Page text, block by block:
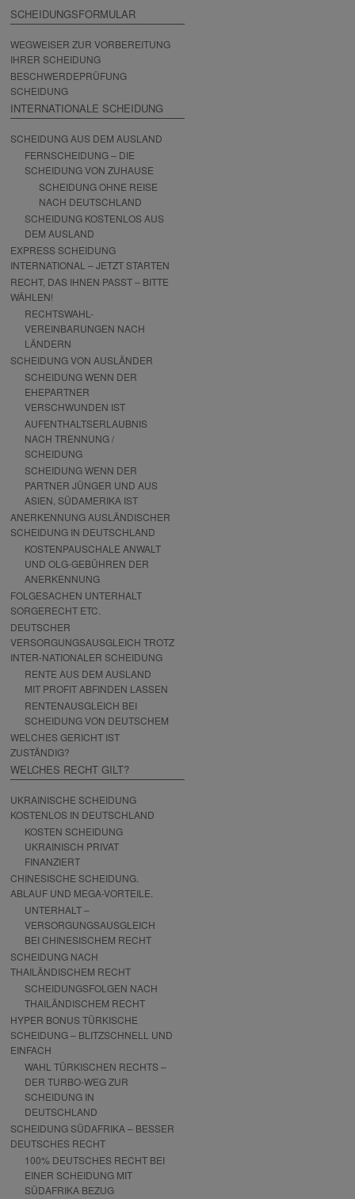
SCHEIDUNGSFORMULAR
WEGWEISER ZUR VORBEREITUNG
IHRER SCHEIDUNG
BESCHWERDEPRÜFUNG
SCHEIDUNG
INTERNATIONALE SCHEIDUNG
SCHEIDUNG AUS DEM AUSLAND
FERNSCHEIDUNG – DIE
SCHEIDUNG VON ZUHAUSE
SCHEIDUNG OHNE REISE
NACH DEUTSCHLAND
SCHEIDUNG KOSTENLOS AUS
DEM AUSLAND
EXPRESS SCHEIDUNG
INTERNATIONAL – JETZT STARTEN
RECHT, DAS IHNEN PASST – BITTE
WÄHLEN!
RECHTSWAHL-
VEREINBARUNGEN NACH
LÄNDERN
SCHEIDUNG VON AUSLÄNDER
SCHEIDUNG WENN DER
EHEPARTNER
VERSCHWUNDEN IST
AUFENTHALTSERLAUBNIS
NACH TRENNUNG /
SCHEIDUNG
SCHEIDUNG WENN DER
PARTNER JÜNGER UND AUS
ASIEN, SÜDAMERIKA IST
ANERKENNUNG AUSLÄNDISCHER
SCHEIDUNG IN DEUTSCHLAND
KOSTENPAUSCHALE ANWALT
UND OLG-GEBÜHREN DER
ANERKENNUNG
FOLGESACHEN UNTERHALT
SORGERECHT ETC.
DEUTSCHER
VERSORGUNGSAUSGLEICH TROTZ
INTER-NATIONALER SCHEIDUNG
RENTE AUS DEM AUSLAND
MIT PROFIT ABFINDEN LASSEN
RENTENAUSGLEICH BEI
SCHEIDUNG VON DEUTSCHEM
WELCHES GERICHT IST
ZUSTÄNDIG?
WELCHES RECHT GILT?
UKRAINISCHE SCHEIDUNG
KOSTENLOS IN DEUTSCHLAND
KOSTEN SCHEIDUNG
UKRAINISCH PRIVAT
FINANZIERT
CHINESISCHE SCHEIDUNG.
ABLAUF UND MEGA-VORTEILE.
UNTERHALT –
VERSORGUNGSAUSGLEICH
BEI CHINESISCHEM RECHT
SCHEIDUNG NACH
THAILÄNDISCHEM RECHT
SCHEIDUNGSFOLGEN NACH
THAILÄNDISCHEM RECHT
HYPER BONUS TÜRKISCHE
SCHEIDUNG – BLITZSCHNELL UND
EINFACH
WAHL TÜRKISCHEN RECHTS –
DER TURBO-WEG ZUR
SCHEIDUNG IN
DEUTSCHLAND
SCHEIDUNG SÜDAFRIKA – BESSER
DEUTSCHES RECHT
100% DEUTSCHES RECHT BEI
EINER SCHEIDUNG MIT
SÜDAFRIKA BEZUG